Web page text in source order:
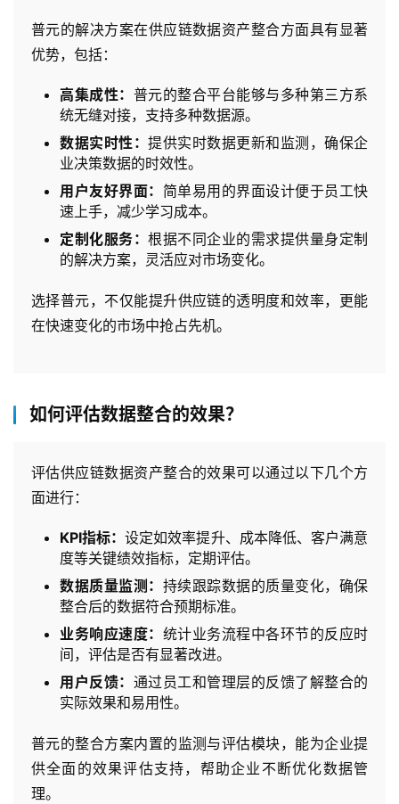
普元的解决方案在供应链数据资产整合方面具有显著
优势，包括：
高集成性： 普元的整合平台能够与多种第三方系
统无缝对接，支持多种数据源。
数据实时性： 提供实时数据更新和监测，确保企
业决策数据的时效性。
用户友好界面： 简单易用的界面设计便于员工快
速上手，减少学习成本。
定制化服务： 根据不同企业的需求提供量身定制
的解决方案，灵活应对市场变化。
选择普元，不仅能提升供应链的透明度和效率，更能
在快速变化的市场中抢占先机。
如何评估数据整合的效果？
评估供应链数据资产整合的效果可以通过以下几个方
面进行：
KPI指标：设定如效率提升、成本降低、客户满意
度等关键绩效指标，定期评估。
数据质量监测： 持续跟踪数据的质量变化，确保
整合后的数据符合预期标准。
业务响应速度： 统计业务流程中各环节的反应时
间，评估是否有显著改进。
用户反馈： 通过员工和管理层的反馈了解整合的
实际效果和易用性。
普元的整合方案内置的监测与评估模块，能为企业提
供全面的效果评估支持，帮助企业不断优化数据管
理。